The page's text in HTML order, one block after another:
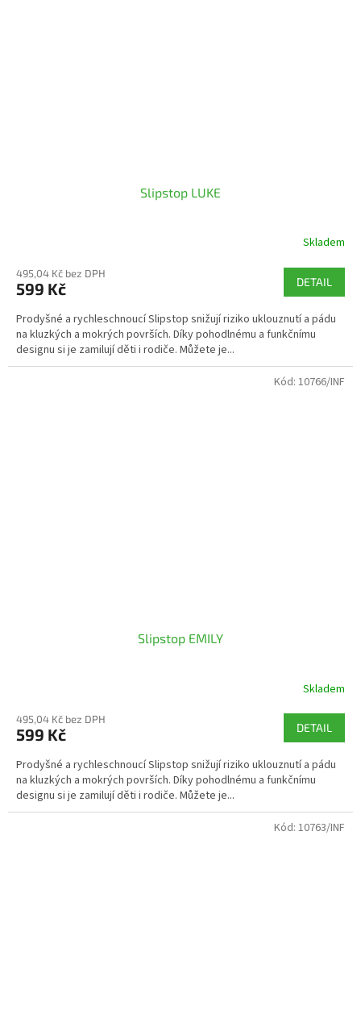
Slipstop LUKE
Skladem
495,04 Kč bez DPH
599 Kč DETAIL
Prodyšné a rychleschnoucí Slipstop snižují riziko uklouznutí a pádu
na kluzkých a mokrých površích. Díky pohodlnému a funkčnímu
designu si je zamilují děti i rodiče. Můžete je...
Slipstop EMILY
Skladem
495,04 Kč bez DPH
599 Kč DETAIL
Prodyšné a rychleschnoucí Slipstop snižují riziko uklouznutí a pádu
na kluzkých a mokrých površích. Díky pohodlnému a funkčnímu
designu si je zamilují děti i rodiče. Můžete je...
Kód: 10766/INF
Kód: 10763/INF